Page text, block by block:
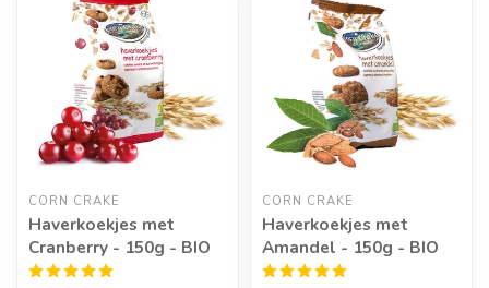
Geef een seintje Geef een seintje
CORN CRAKE
Haverkoekjes met
Cranberry - 150g - BIO
CORN CRAKE
Haverkoekjes met
Amandel - 150g - BIO